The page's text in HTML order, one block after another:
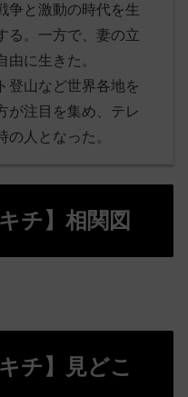
争と激動の時代を生
る。一方で、妻の立
に生きた。
登山など世界各地を
が注目を集め、テレ
の人となった。
チ】相関図
チ】見どこ